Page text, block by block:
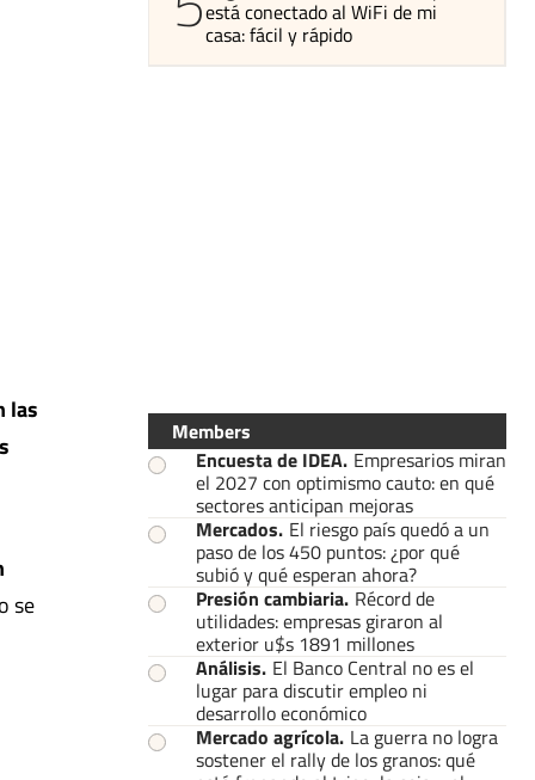
las
se
está conectado al WiFi de mi
casa: fácil y rápido
Members
Encuesta de IDEA. Empresarios miran
el 2027 con optimismo cauto: en qué
sectores anticipan mejoras
Mercados. El riesgo país quedó a un
paso de los 450 puntos: ¿por qué
subió y qué esperan ahora?
Presión cambiaria. Récord de
utilidades: empresas giraron al
exterior u$s 1891 millones
Análisis. El Banco Central no es el
lugar para discutir empleo ni
desarrollo económico
Mercado agrícola. La guerra no logra
sostener el rally de los granos: qué